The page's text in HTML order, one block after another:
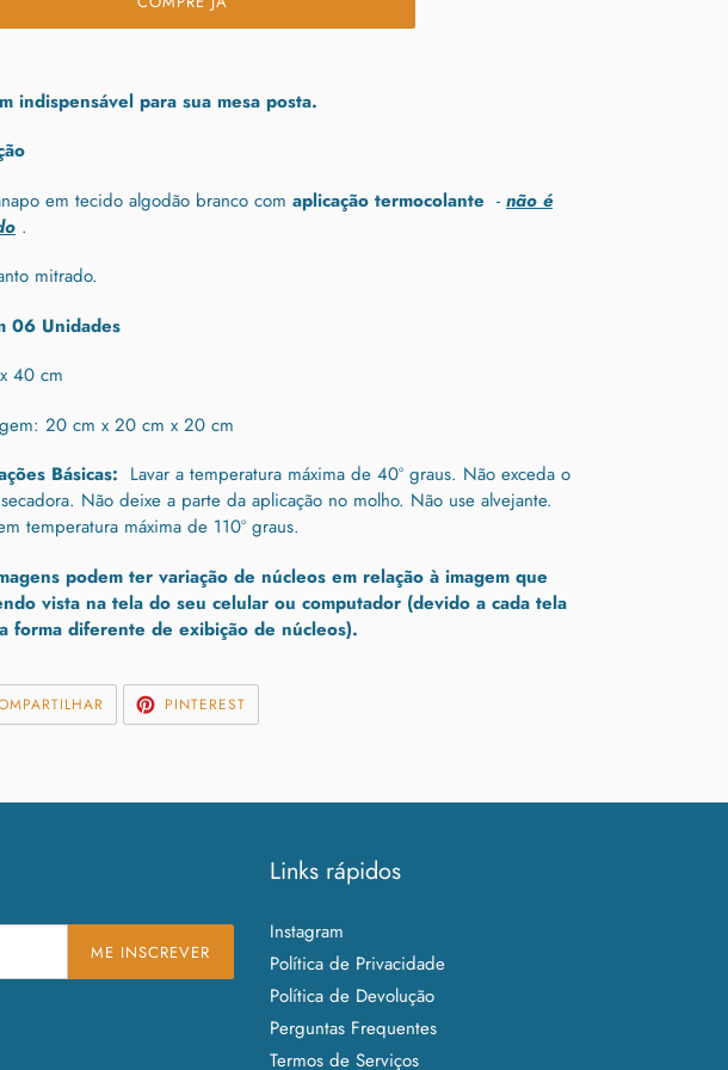
indispensável para sua mesa posta.
em tecido algodão branco com aplicação termocolante - não é
.
mitrado.
06 Unidades
40 cm
20 cm x 20 cm x 20 cm
Básicas: Lavar a temperatura máxima de 40º graus. Não exceda o
Não deixe a parte da aplicação no molho. Não use alvejante.
temperatura máxima de 110º graus.
podem ter variação de núcleos em relação à imagem que
vista na tela do seu celular ou computador (devido a cada tela
forma diferente de exibição de núcleos).
COMPARTILHAR
NO
FACEBOOK
PINTEREST
PIN
ME INSCREVER
Links rápidos
Instagram
Política de Privacidade
Política de Devolução
Perguntas Frequentes
Termos de Serviços